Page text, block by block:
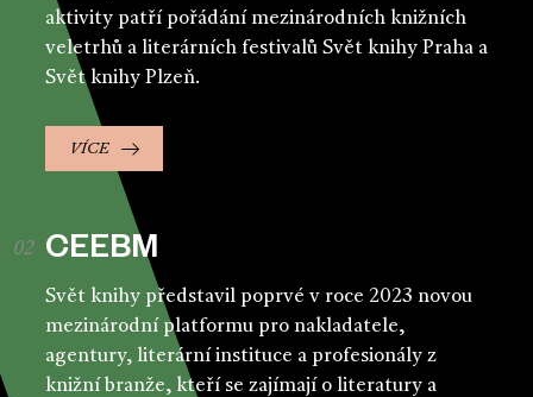
aktivity patří pořádání mezinárodních knižních
veletrhů a literárních festivalů Svět knihy Praha a
Svět knihy Plzeň.
VÍCE
CEEBM
Svět knihy představil poprvé v roce 2023 novou
mezinárodní platformu pro nakladatele,
agentury, literární instituce a profesionály z
knižní branže, kteří se zajímají o literatury a